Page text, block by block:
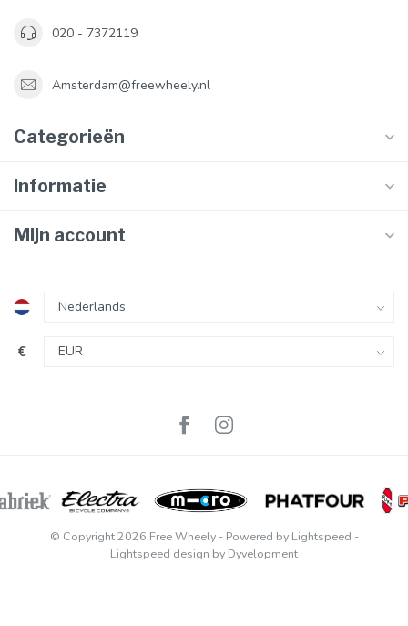
020 - 7372119
Amsterdam@freewheely.nl
Categorieën
Informatie
Mijn account
€
© Copyright 2026 Free Wheely- Powered by Lightspeed -
Lightspeed design by Dyvelopment